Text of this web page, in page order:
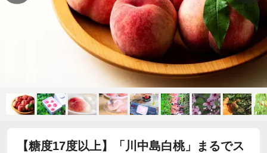
【糖度17度以上】「川中島白桃」まるでス